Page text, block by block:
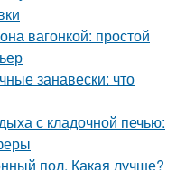
вагонкой: простой
занавески: что
с кладочной печью:
пол. Какая лучше?